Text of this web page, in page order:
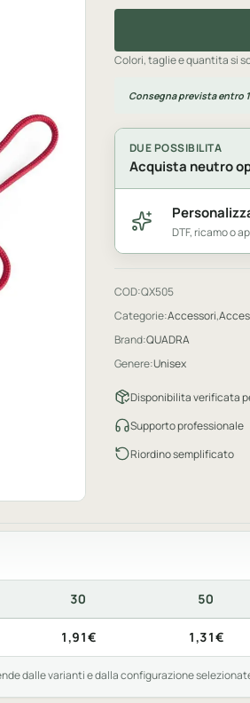
Colori, taglie e quantita si
Consegna prevista entro
DUE POSSIBILITA
Acquista neutro
DTF, ricamo o
COD:QX505
Categorie:Accessori,
Brand:QUADRA
Genere:Unisex
Disponibilita verificata
Supporto professionale
Riordino semplificato
indica il prodotto neutro; la
30 50
1,91€ 1,31€
dalle varianti e dalla configurazione